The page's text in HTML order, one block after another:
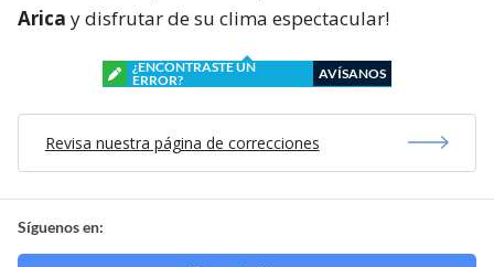
Arica y disfrutar de su clima espectacular!
¿ENCONTRASTE UN
ERROR?
AVÍSANOS
Revisa nuestra página de correcciones
Síguenos en: